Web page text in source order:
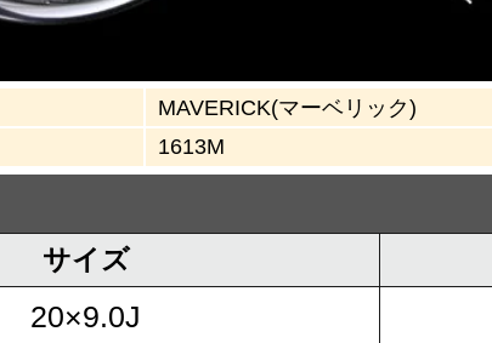
MAVERICK(マーベリック)
1613M
サイズ
20×9.0J